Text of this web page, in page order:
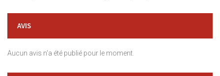
AVIS
Aucun avis n'a été publié pour le moment.